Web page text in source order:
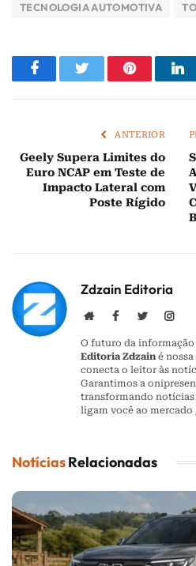
TECNOLOGIA AUTOMOTIVA
FacebookTwitterPinterest
ANTERIOR
Geely Supera Limites do
Euro NCAP em Teste de
Impacto Lateral com
Poste Rígido
Zdzain Editoria
WebsiteFacebookTwitter
O futuro da
Editoria Zdzain é
conecta o leitor às
Garantimos a
transformando notícias
ligam você ao mercado
NotíciasRelacionadas